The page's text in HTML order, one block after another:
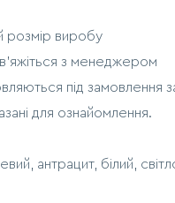
розмір виробу
з менеджером
під замовлення
для ознайомлення.
антрацит, білий,